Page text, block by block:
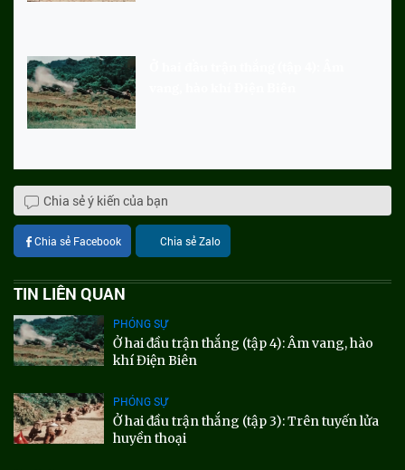
Chia sẻ ý kiến của bạn
Chia sẻ Facebook Chia sẻ Zalo
TIN LIÊN QUAN
PHÓNG SỰ
Ở hai đầu trận thắng (tập 4): Âm vang, hào
khí Điện Biên
PHÓNG SỰ
Ở hai đầu trận thắng (tập 3): Trên tuyến lửa
huyền thoại